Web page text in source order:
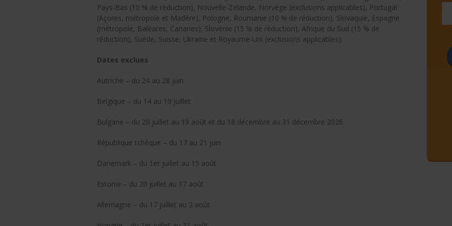
Pays-Bas (10 % de réduction), Nouvelle-Zélande, Norvège (exclusions applicables), Portugal
(Açores, métropole et Madère), Pologne, Roumanie (10 % de réduction), Slovaquie, Espagne
(métropole, Baléares, Canaries), Slovénie (15 % de réduction), Afrique du Sud (15 % de
réduction), Suède, Suisse, Ukraine et Royaume-Uni (exclusions applicables).
Dates exclues
Autriche – du 24 au 28 juin
Belgique – du 14 au 19 juillet
Bulgarie – du 20 juillet au 19 août et du 18 décembre au 31 décembre 2026
République tchèque – du 17 au 21 juin
Danemark – du 1er juillet au 15 août
Estonie – du 20 juillet au 17 août
Allemagne – du 17 juillet au 2 août